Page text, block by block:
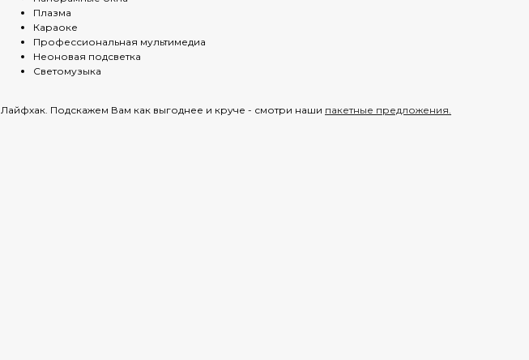
Плазма
Караоке
Профессиональная мультимедиа
Неоновая подсветка
Светомузыка
Лайфхак. Подскажем Вам как выгоднее и круче - смотри наши пакетные предложения.